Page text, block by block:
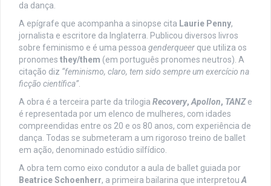
da dança.
A epígrafe que acompanha a sinopse cita Laurie Penny,
jornalista e escritore da Inglaterra. Publicou diversos livros
sobre feminismo e é uma pessoa genderqueer que utiliza os
pronomes they/them (em português pronomes neutros). A
citação diz “feminismo, claro, tem sido sempre um exercício na
ficção científica”.
A obra é a terceira parte da trilogia Recovery,Apollon, TANZ e
é representada por um elenco de mulheres, com idades
compreendidas entre os 20 e os 80 anos, com experiência de
dança. Todas se submeteram a um rigoroso treino de ballet
em ação, denominado estúdio silfídico.
A obra tem como eixo condutor a aula de ballet guiada por
Beatrice Schoenherr, a primeira bailarina que interpretouA